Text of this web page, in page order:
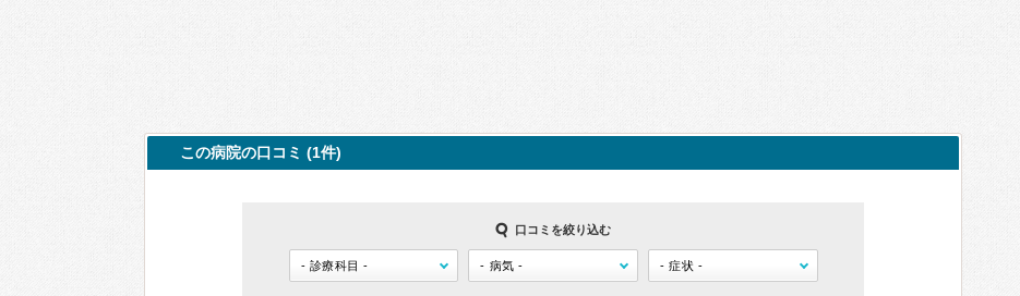
この病院の口コミ (1件)
口コミを絞り込む